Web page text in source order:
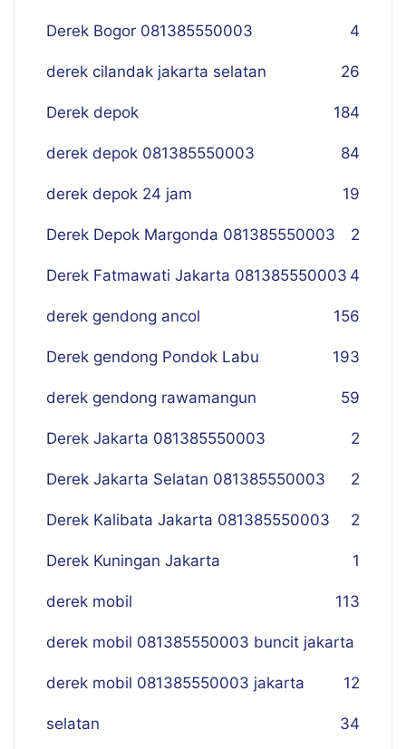
Derek Bogor 081385550003 4
derek cilandak jakarta selatan 26
Derek depok 184
derek depok 081385550003 84
derek depok 24 jam 19
Derek Depok Margonda 081385550003 2
Derek Fatmawati Jakarta 081385550003 4
derek gendong ancol 156
Derek gendong Pondok Labu 193
derek gendong rawamangun 59
Derek Jakarta 081385550003 2
Derek Jakarta Selatan 081385550003 2
Derek Kalibata Jakarta 081385550003 2
Derek Kuningan Jakarta 1
derek mobil 113
derek mobil 081385550003 buncit jakarta
12
derek mobil 081385550003 jakarta
selatan 34